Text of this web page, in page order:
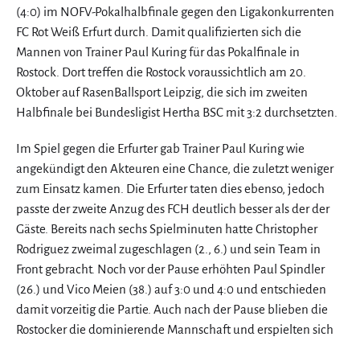
(4:0) im NOFV-Pokalhalbfinale gegen den Ligakonkurrenten
FC Rot Weiß Erfurt durch. Damit qualifizierten sich die
Mannen von Trainer Paul Kuring für das Pokalfinale in
Rostock. Dort treffen die Rostock voraussichtlich am 20.
Oktober auf RasenBallsport Leipzig, die sich im zweiten
Halbfinale bei Bundesligist Hertha BSC mit 3:2 durchsetzten.
Im Spiel gegen die Erfurter gab Trainer Paul Kuring wie
angekündigt den Akteuren eine Chance, die zuletzt weniger
zum Einsatz kamen. Die Erfurter taten dies ebenso, jedoch
passte der zweite Anzug des FCH deutlich besser als der der
Gäste. Bereits nach sechs Spielminuten hatte Christopher
Rodriguez zweimal zugeschlagen (2., 6.) und sein Team in
Front gebracht. Noch vor der Pause erhöhten Paul Spindler
(26.) und Vico Meien (38.) auf 3:0 und 4:0 und entschieden
damit vorzeitig die Partie. Auch nach der Pause blieben die
Rostocker die dominierende Mannschaft und erspielten sich